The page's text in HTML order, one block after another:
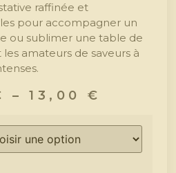
raffinée et
pour accompagner un
ou sublimer une table de
amateurs de saveurs à
–13,00 €